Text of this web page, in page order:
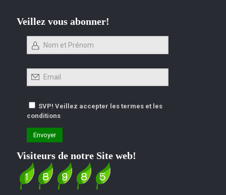
Veillez vous abonner!
SVP! Veillez accepter les termes et les
conditions
Visiteurs de notre Site web!